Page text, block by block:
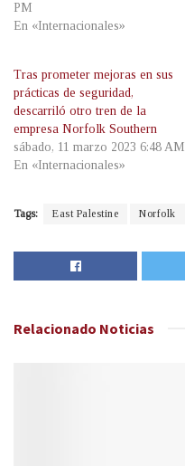
PM
En «Internacionales»
Tras prometer mejoras en sus
prácticas de seguridad,
descarriló otro tren de la
empresa Norfolk Southern
sábado, 11 marzo 2023 6:48 AM
En «Internacionales»
Tags: East Palestine Norfolk
Relacionado Noticias